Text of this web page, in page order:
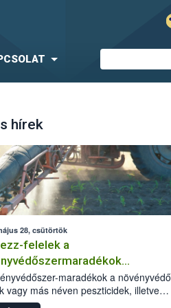
hírek
28, csütörtök
felelek a
kockázatáról
maradékok a növényvédő
vagy más néven peszticidek, illetve
kis mennyiségei, melyek a